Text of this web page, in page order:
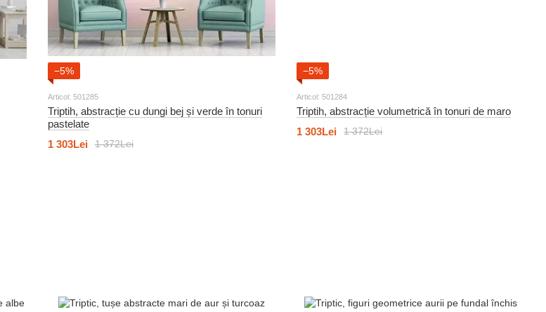
−5%
Articol: 501285
Triptih, abstracție cu dungi bej și verde în tonuri
pastelate
1 372Lei
1 303Lei
−5%
Articol: 501284
Triptih, abstracție volumetrică în tonuri de maro
1 372Lei
1 303Lei